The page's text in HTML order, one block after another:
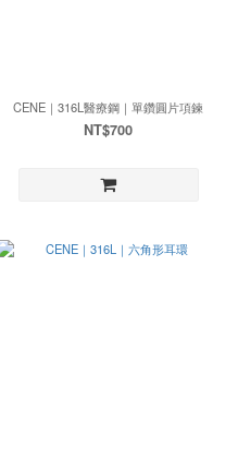
CENE｜316L醫療鋼｜單鑽圓片項鍊
NT$700